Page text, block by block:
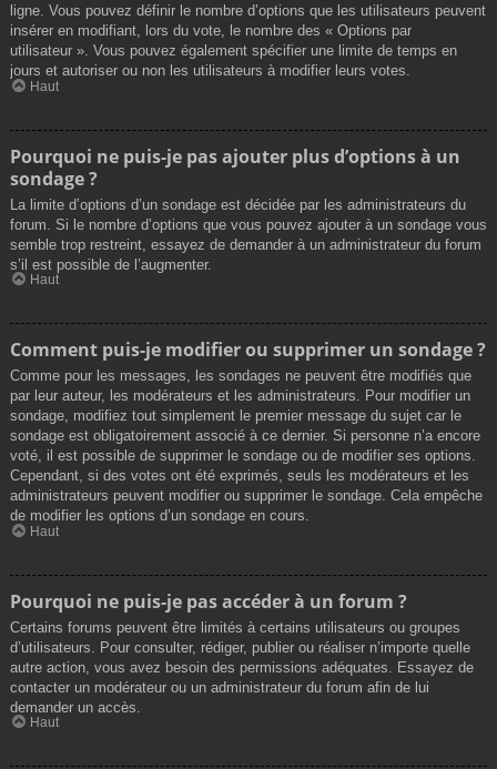
ligne. Vous pouvez définir le nombre d’options que les utilisateurs peuvent
insérer en modifiant, lors du vote, le nombre des « Options par
utilisateur ». Vous pouvez également spécifier une limite de temps en
jours et autoriser ou non les utilisateurs à modifier leurs votes.
Haut
Pourquoi ne puis-je pas ajouter plus d’options à un
sondage ?
La limite d’options d’un sondage est décidée par les administrateurs du
forum. Si le nombre d’options que vous pouvez ajouter à un sondage vous
semble trop restreint, essayez de demander à un administrateur du forum
s’il est possible de l’augmenter.
Haut
Comment puis-je modifier ou supprimer un sondage ?
Comme pour les messages, les sondages ne peuvent être modifiés que
par leur auteur, les modérateurs et les administrateurs. Pour modifier un
sondage, modifiez tout simplement le premier message du sujet car le
sondage est obligatoirement associé à ce dernier. Si personne n’a encore
voté, il est possible de supprimer le sondage ou de modifier ses options.
Cependant, si des votes ont été exprimés, seuls les modérateurs et les
administrateurs peuvent modifier ou supprimer le sondage. Cela empêche
de modifier les options d’un sondage en cours.
Haut
Pourquoi ne puis-je pas accéder à un forum ?
Certains forums peuvent être limités à certains utilisateurs ou groupes
d’utilisateurs. Pour consulter, rédiger, publier ou réaliser n’importe quelle
autre action, vous avez besoin des permissions adéquates. Essayez de
contacter un modérateur ou un administrateur du forum afin de lui
demander un accès.
Haut